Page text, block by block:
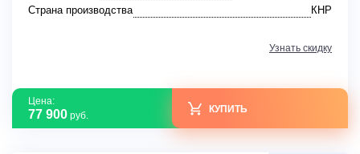
Страна производства
КНР
Узнать скидку
Цена:
77 900 руб.
КУПИТЬ